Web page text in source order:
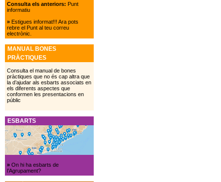
Consulta els anteriors: Punt
informatiu
»Estigues informat!!! Ara pots
rebre el Punt al teu correu
electrònic.
MANUAL BONES
PRÀCTIQUES
Consulta el manual de bones
pràctiques que no és cap altra que
la d’ajudar als esbarts associats en
els diferents aspectes que
conformen les presentacions en
públic
ESBARTS
»On hi ha esbarts de
l’Agrupament?